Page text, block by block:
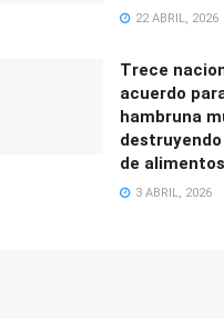
22 ABRIL, 2026
Trece
acuerdo
hambruna
de
3 ABRIL, 2026